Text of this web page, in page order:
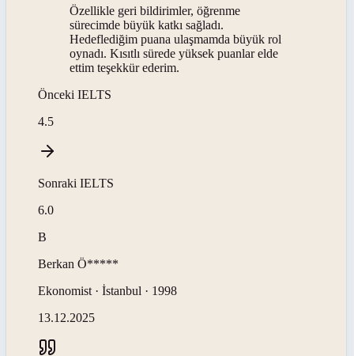
Özellikle geri bildirimler, öğrenme
sürecimde büyük katkı sağladı.
Hedeflediğim puana ulaşmamda büyük rol
oynadı. Kısıtlı sürede yüksek puanlar elde
ettim teşekkür ederim.
Önceki IELTS
4.5
Sonraki IELTS
6.0
B
Berkan Ö*****
Ekonomist · İstanbul · 1998
13.12.2025